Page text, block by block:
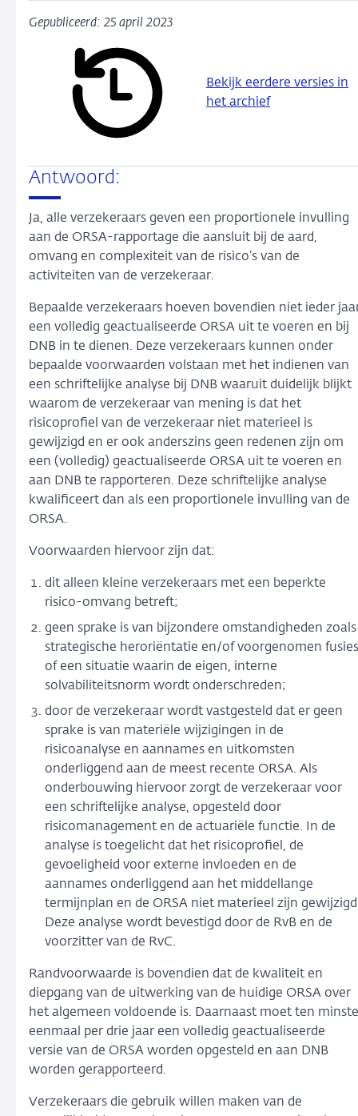
Gepubliceerd: 25 april 2023
Bekijk eerdere versies in
het archief
Antwoord:
Ja, alle verzekeraars geven een proportionele invulling
aan de ORSA-rapportage die aansluit bij de aard,
omvang en complexiteit van de risico’s van de
activiteiten van de verzekeraar.
Bepaalde verzekeraars hoeven bovendien niet ieder
een volledig geactualiseerde ORSA uit te voeren en bij
DNB in te dienen. Deze verzekeraars kunnen onder
bepaalde voorwaarden volstaan met het indienen van
een schriftelijke analyse bij DNB waaruit duidelijk blijkt
waarom de verzekeraar van mening is dat het
risicoprofiel van de verzekeraar niet materieel is
gewijzigd en er ook anderszins geen redenen zijn om
een (volledig) geactualiseerde ORSA uit te voeren en
aan DNB te rapporteren. Deze schriftelijke analyse
kwalificeert dan als een proportionele invulling van de
ORSA.
Voorwaarden hiervoor zijn dat:
dit alleen kleine verzekeraars met een beperkte
risico-omvang betreft;
geen sprake is van bijzondere omstandigheden zoals
strategische heroriëntatie en/of voorgenomen fusies
of een situatie waarin de eigen, interne
solvabiliteitsnorm wordt onderschreden;
door de verzekeraar wordt vastgesteld dat er geen
sprake is van materiële wijzigingen in de
risicoanalyse en aannames en uitkomsten
onderliggend aan de meest recente ORSA. Als
onderbouwing hiervoor zorgt de verzekeraar voor
een schriftelijke analyse, opgesteld door
risicomanagement en de actuariële functie. In de
analyse is toegelicht dat het risicoprofiel, de
gevoeligheid voor externe invloeden en de
aannames onderliggend aan het middellange
termijnplan en de ORSA niet materieel zijn
Deze analyse wordt bevestigd door de RvB en de
voorzitter van de RvC.
Randvoorwaarde is bovendien dat de kwaliteit en
diepgang van de uitwerking van de huidige ORSA over
het algemeen voldoende is. Daarnaast moet ten minste
eenmaal per drie jaar een volledig geactualiseerde
versie van de ORSA worden opgesteld en aan DNB
worden gerapporteerd.
Verzekeraars die gebruik willen maken van de